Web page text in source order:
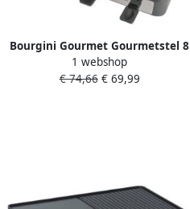
Bourgini Gourmet Gourmetstel 8
personen Gourmetset en
elektrische grill met regelbare
1 webshop
€ 74,66€ 69,99